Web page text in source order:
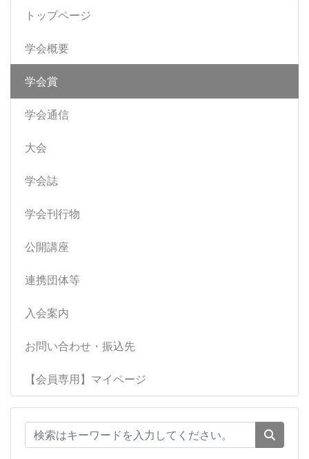
トップページ
学会概要
学会賞
学会通信
大会
学会誌
学会刊行物
公開講座
連携団体等
入会案内
お問い合わせ・振込先
【会員専用】マイページ